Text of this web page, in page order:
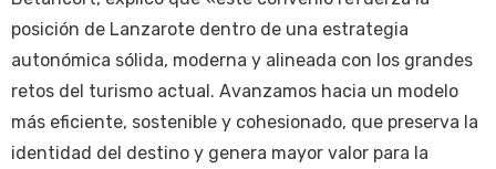
posición de Lanzarote dentro de una estrategia
autonómica sólida, moderna y alineada con los grandes
retos del turismo actual. Avanzamos hacia un modelo
más eficiente, sostenible y cohesionado, que preserva la
identidad del destino y genera mayor valor para la